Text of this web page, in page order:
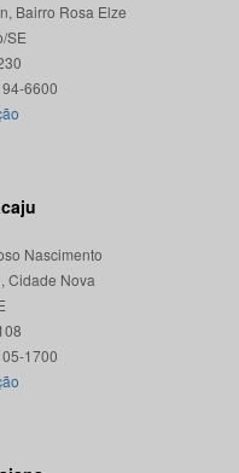
Bairro Rosa Elze
SE
Nascimento
Cidade Nova